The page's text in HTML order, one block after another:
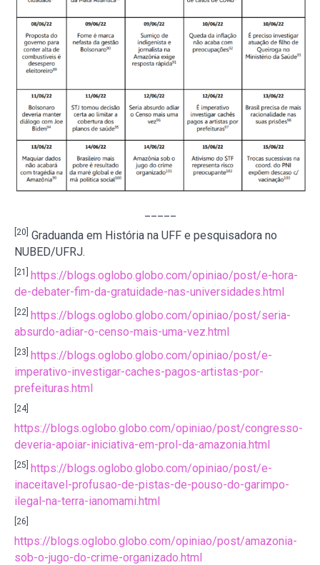
[20] Graduanda em História na UFF e pesquisadora no
NUBED/UFRJ.
[21] https://blogs.oglobo.globo.com/opiniao/post/e-hora-
de-debater-fim-da-gratuidade-nas-universidades.html
[22] https://blogs.oglobo.globo.com/opiniao/post/seria-
absurdo-adiar-o-censo-mais-uma-vez.html
[23] https://blogs.oglobo.globo.com/opiniao/post/e-
imperativo-investigar-caches-pagos-artistas-por-
prefeituras.html
[24]
https://blogs.oglobo.globo.com/opiniao/post/congresso-
deveria-apoiar-iniciativa-em-prol-da-amazonia.html
[25] https://blogs.oglobo.globo.com/opiniao/post/e-
inaceitavel-profusao-de-pistas-de-pouso-do-garimpo-
ilegal-na-terra-ianomami.html
[26]
https://blogs.oglobo.globo.com/opiniao/post/amazonia-
sob-o-jugo-do-crime-organizado.html